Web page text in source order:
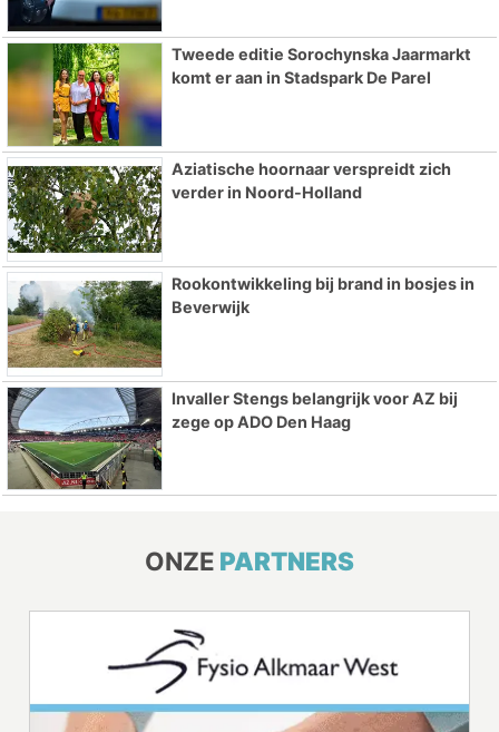
Tweede editie Sorochynska Jaarmarkt
komt er aan in Stadspark De Parel
Aziatische hoornaar verspreidt zich
verder in Noord-Holland
Rookontwikkeling bij brand in bosjes in
Beverwijk
Invaller Stengs belangrijk voor AZ bij
zege op ADO Den Haag
ONZE PARTNERS